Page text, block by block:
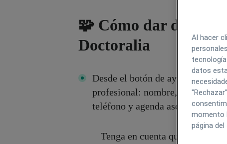
🧩 Cómo dar de alta /
Doctoralia
Desde el botón de ayuda >
profesional: nombre, email,
teléfono y agenda asociada
Tenga en cuenta que, una vez
Al hacer
datos
momento
página